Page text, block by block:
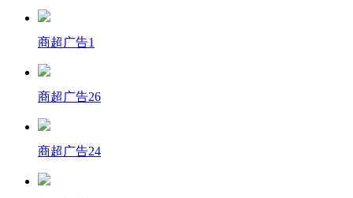
商超广告1
商超广告26
商超广告24